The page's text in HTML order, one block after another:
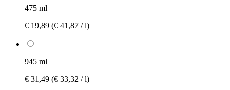
475 ml
€ 19,89 (€ 41,87 / l)
945 ml
€ 31,49 (€ 33,32 / l)